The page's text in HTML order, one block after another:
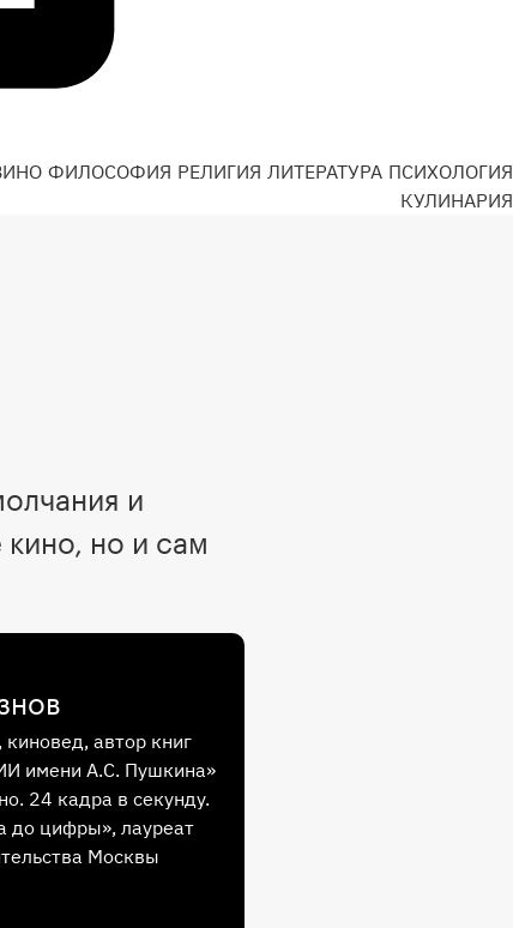
ФИЛОСОФИЯ РЕЛИГИЯ ЛИТЕРАТУРА ПСИХОЛОГИЯ
КУЛИНАРИЯ
и
но и сам
киновед, автор книг
имени А.С. Пушкина»
24 кадра в секунду.
до цифры», лауреат
Москвы